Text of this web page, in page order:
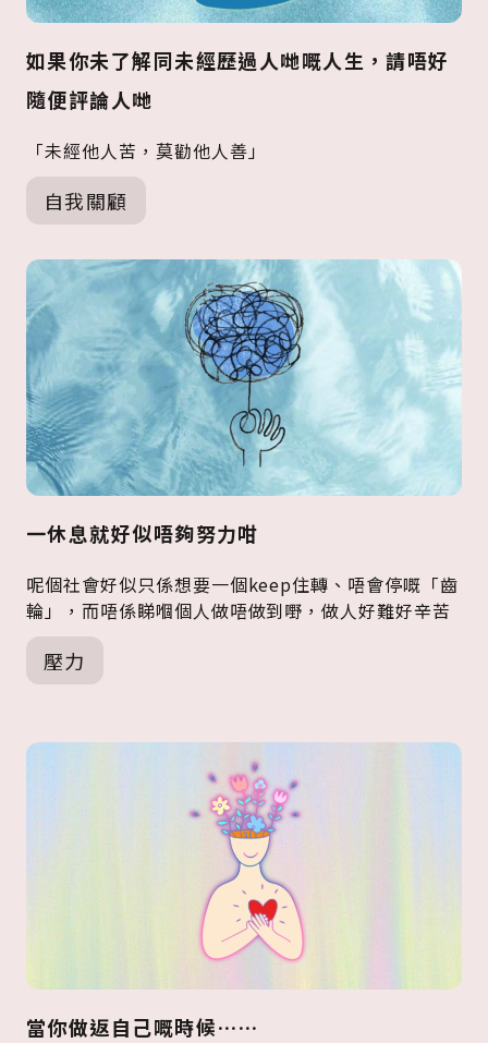
如果你未了解同未經歷過人哋嘅人生，請唔好
隨便評論人哋
「未經他人苦，莫勸他人善」
自我關顧
一休息就好似唔夠努力咁
呢個社會好似只係想要一個keep住轉、唔會停嘅「齒
輪」，而唔係睇嗰個人做唔做到嘢，做人好難好辛苦
壓力
當你做返自己嘅時候……